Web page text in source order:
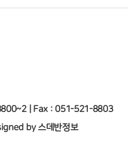
| Fax : 051-521-8803
by스데반정보